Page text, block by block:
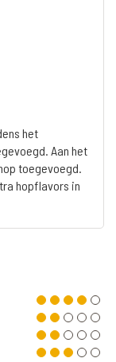
het
Aan het
toegevoegd.
hopflavors in